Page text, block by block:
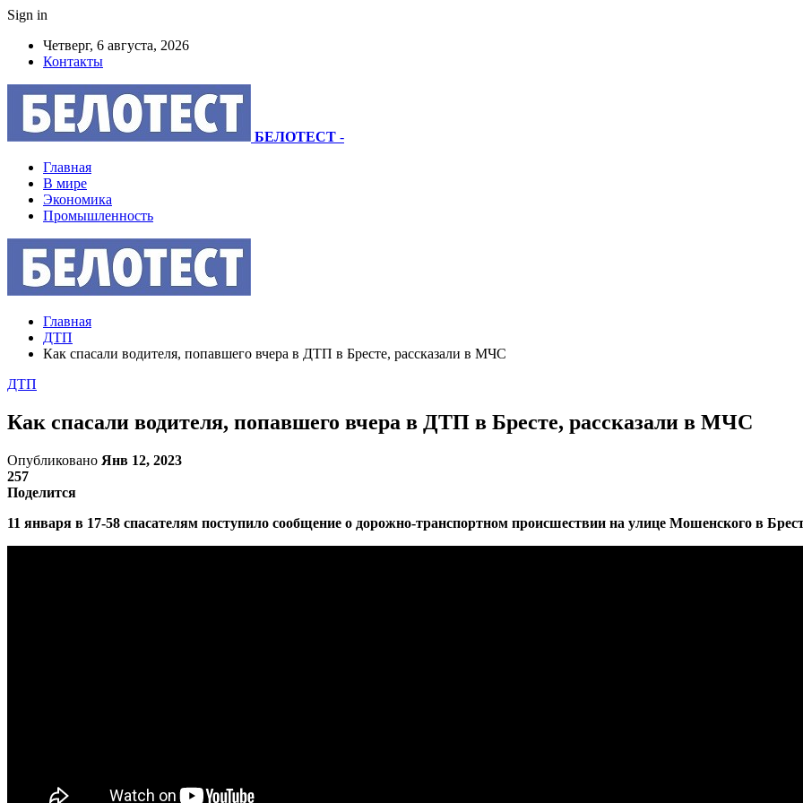
Sign in
Четверг, 6 августа, 2026
Контакты
БЕЛОТЕСТ -
Главная
В мире
Экономика
Промышленность
Главная
ДТП
Как спасали водителя, попавшего вчера в ДТП в Бресте, рассказали в МЧС
ДТП
Как спасали водителя, попавшего вчера в ДТП в Бресте, рассказали в МЧС
Опубликовано Янв 12, 2023
257
Поделится
11 января в 17-58 спасателям поступило сообщение о дорожно-транспортном происшествии на улице Мошенского в